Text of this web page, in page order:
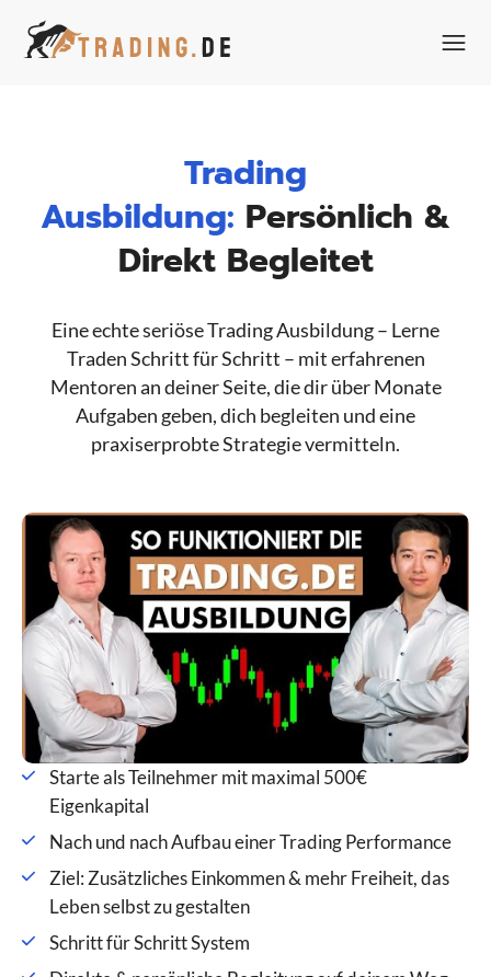
Inhalt
Trading
Ausbildung: Persönlich &
Direkt Begleitet
Eine echte seriöse Trading Ausbildung – Lerne
Traden Schritt für Schritt – mit erfahrenen
Mentoren an deiner Seite, die dir über Monate
Aufgaben geben, dich begleiten und eine
praxiserprobte Strategie vermitteln.
Starte als Teilnehmer mit maximal 500€
Eigenkapital
Nach und nach Aufbau einer Trading Performance
Ziel: Zusätzliches Einkommen & mehr Freiheit, das
Leben selbst zu gestalten
Schritt für Schritt System